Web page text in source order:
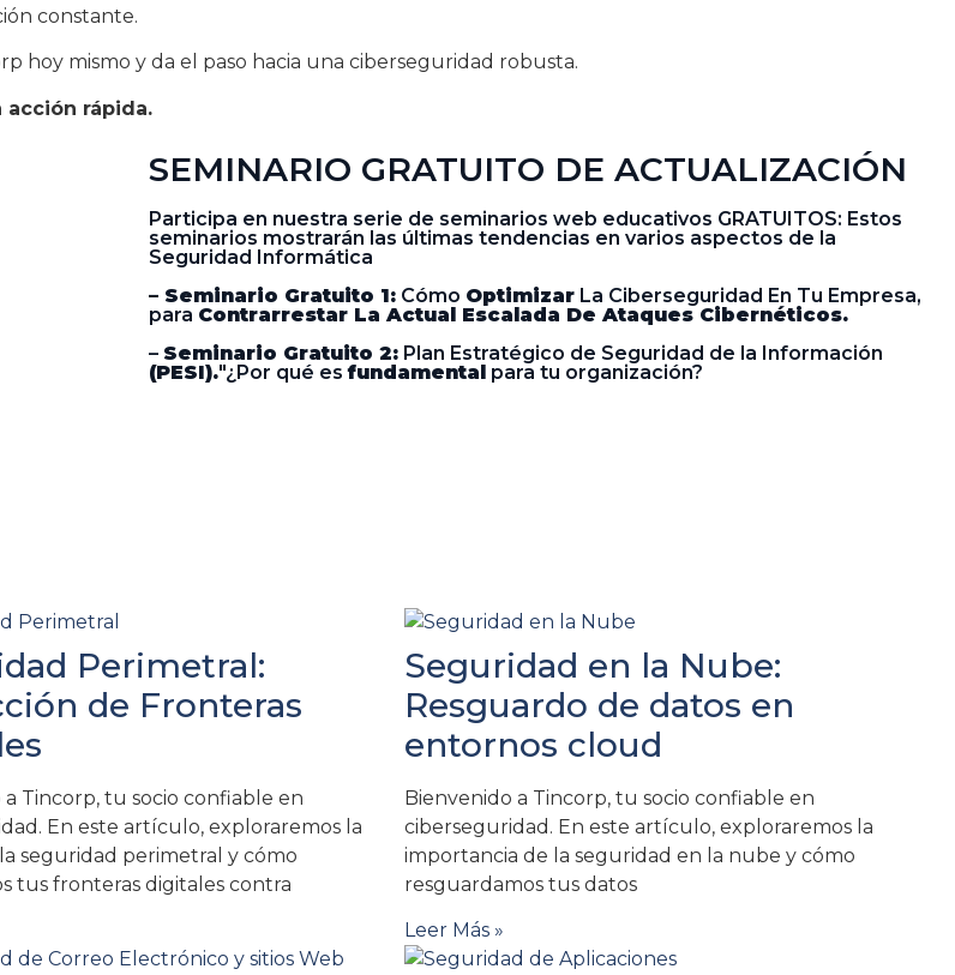
constante.
hoy mismo y da el paso hacia una ciberseguridad robusta.
acción rápida.
SEMINARIO GRATUITO DE ACTUALIZACIÓN
Participa en nuestra serie de seminarios web educativos GRATUITOS: Estos
seminarios mostrarán las últimas tendencias en varios aspectos de la
Seguridad Informática
– Seminario Gratuito 1: Cómo Optimizar La Ciberseguridad En Tu Empresa,
para Contrarrestar La Actual Escalada De Ataques Cibernéticos.
– Seminario Gratuito 2: Plan Estratégico de Seguridad de la Información
(PESI)."¿Por qué esfundamental para tu organización?
Perimetral:
de Fronteras
a Tincorp, tu socio confiable en
En este artículo, exploraremos la
seguridad perimetral y cómo
tus fronteras digitales contra
Seguridad en la Nube:
Resguardo de datos en
entornos cloud
Bienvenido a Tincorp, tu socio confiable en
ciberseguridad. En este artículo, exploraremos la
importancia de la seguridad en la nube y cómo
resguardamos tus datos
Leer Más »